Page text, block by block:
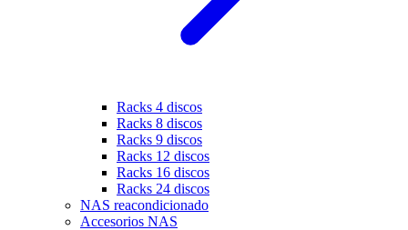
Racks 4 discos
Racks 8 discos
Racks 9 discos
Racks 12 discos
Racks 16 discos
Racks 24 discos
NAS reacondicionado
Accesorios NAS